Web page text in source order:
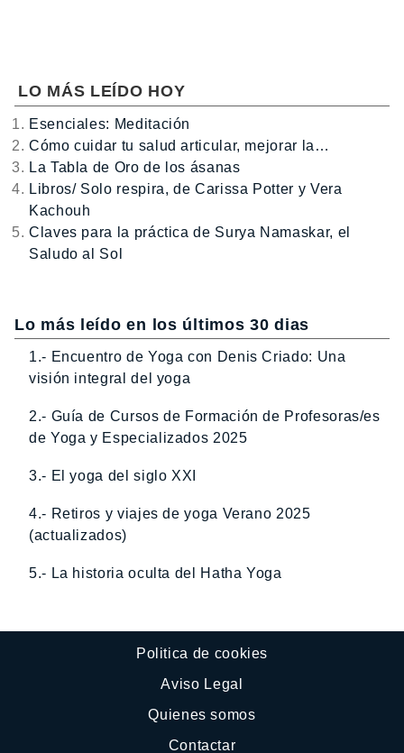
LO MÁS LEÍDO HOY
Esenciales: Meditación
Cómo cuidar tu salud articular, mejorar la…
La Tabla de Oro de los ásanas
Libros/ Solo respira, de Carissa Potter y Vera
Kachouh
Claves para la práctica de Surya Namaskar, el
Saludo al Sol
Lo más leído en los últimos 30 dias
1.- Encuentro de Yoga con Denis Criado: Una
visión integral del yoga
2.- Guía de Cursos de Formación de Profesoras/es
de Yoga y Especializados 2025
3.- El yoga del siglo XXI
4.- Retiros y viajes de yoga Verano 2025
(actualizados)
5.- La historia oculta del Hatha Yoga
Politica de cookies
Aviso Legal
Quienes somos
Contactar